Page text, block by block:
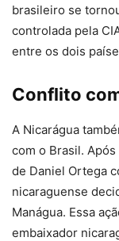
brasileiro se
controlada pela
entre os dois
Conflito
A Nicarágua
com o Brasil.
de Daniel Ortega
nicaraguense
Manágua. Essa
embaixador